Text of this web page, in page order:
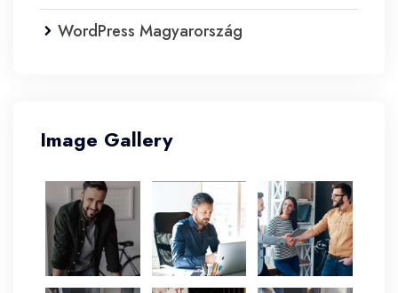
WordPress Magyarország
Image Gallery